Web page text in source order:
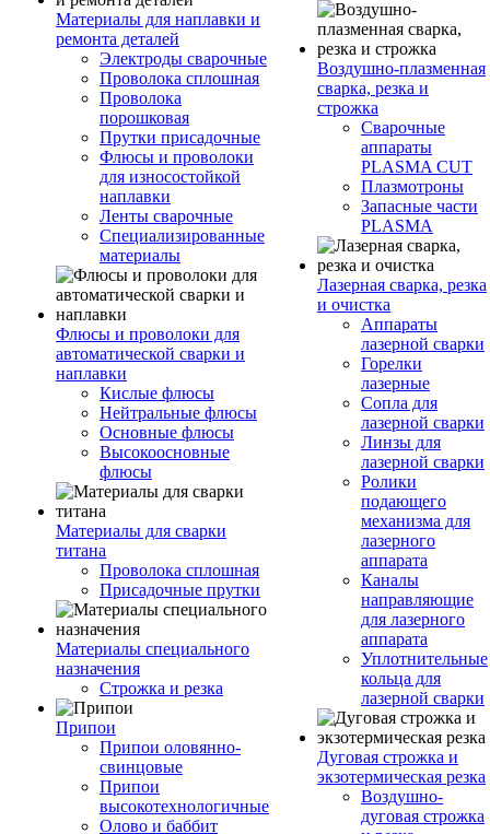
Материалы для наплавки и
ремонта деталей
Электроды сварочные
Проволока сплошная
Проволока
порошковая
Прутки присадочные
Флюсы и проволоки
для износостойкой
наплавки
Ленты сварочные
Специализированные
материалы
Флюсы и проволоки для
автоматической сварки и
наплавки
Кислые флюсы
Нейтральные флюсы
Основные флюсы
Высокоосновные
флюсы
Материалы для сварки
титана
Проволока сплошная
Присадочные прутки
Материалы специального
назначения
Строжка и резка
Припои
Припои оловянно-
свинцовые
Припои
высокотехнологичные
Олово и баббит
Воздушно-плазменная
сварка, резка и
строжка
Сварочные
аппараты
PLASMA CUT
Плазмотроны
Запасные части
PLASMA
Лазерная сварка, резка
и очистка
Аппараты
лазерной сварки
Горелки
лазерные
Сопла для
лазерной сварки
Линзы для
лазерной сварки
Ролики
подающего
механизма для
лазерного
аппарата
Каналы
направляющие
для лазерного
аппарата
Уплотнительные
кольца для
лазерной сварки
Дуговая строжка и
экзотермическая резка
Воздушно-
дуговая строжка